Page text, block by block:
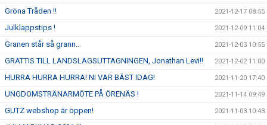
Gröna Tråden !! 2021-12-17 08:55
Julklappstips ! 2021-12-09 11:04
Granen står så grann.. 2021-12-03 10:55
GRATTIS TILL LANDSLAGSUTTAGNINGEN, Jonathan Levi!! 2021-12-02 11:00
HURRA HURRA HURRA! NI VAR BÄST IDAG! 2021-11-20 17:40
UNGDOMSTRÄNARMÖTE PÅ ÖRENÄS ! 2021-11-14 09:49
GUTZ webshop är öppen! 2021-11-03 10:43